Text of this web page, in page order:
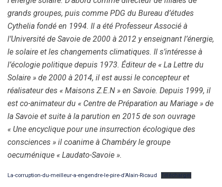
grands groupes, puis comme PDG du Bureau d’études
Cythelia fondé en 1994. Il a été Professeur Associé à
l’Université de Savoie de 2000 à 2012 y enseignant l’énergie,
le solaire et les changements climatiques. Il s’intéresse à
l’écologie politique depuis 1973. Éditeur de « La Lettre du
Solaire » de 2000 à 2014, il est aussi le concepteur et
réalisateur des « Maisons Z.E.N » en Savoie. Depuis 1999, il
est co-animateur du « Centre de Préparation au Mariage » de
la Savoie et suite à la parution en 2015 de son ouvrage
« Une encyclique pour une insurrection écologique des
consciences » il coanime à Chambéry le groupe
oecuménique « Laudato-Savoie ».
La-corruption-du-meilleur-a-engendre-le-pire-d’Alain-Ricaud Télécharger